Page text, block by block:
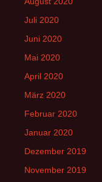
Juli 2020
Juni 2020
Mai 2020
April 2020
März 2020
Februar 2020
Januar 2020
Dezember 2019
November 2019